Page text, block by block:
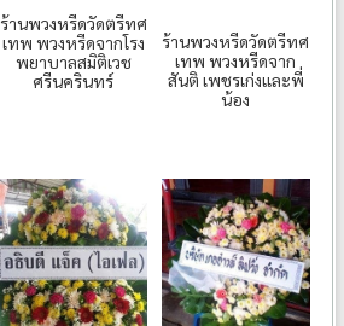
ร้านพวงหรีดวัดตรีทศ
เทพ พวงหรีดจากโรง
พยาบาลสมิติเวช
ศรีนครินทร์
ร้านพวงหรีดวัดตรีทศ
เทพ พวงหรีดจาก
สันติ เพชรเก่งและพี่
น้อง